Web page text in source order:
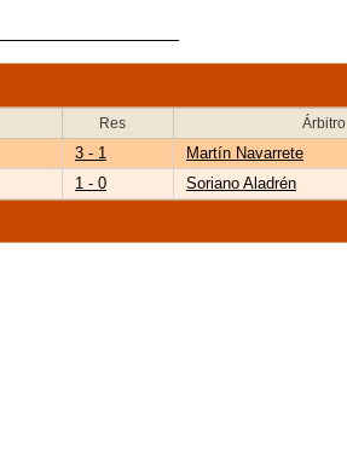
Res Árbitro
3 - 1 Martín Navarrete
1 - 0 Soriano Aladrén